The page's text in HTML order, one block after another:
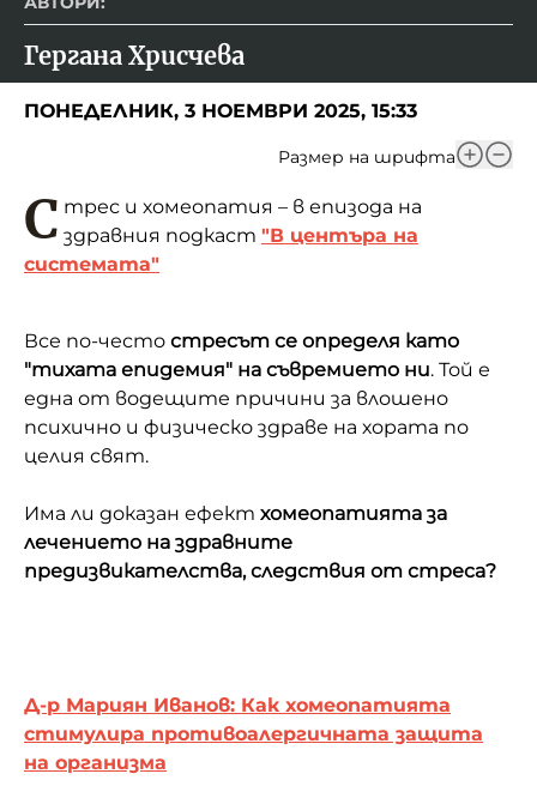
Гергана Хрисчева
ПОНЕДЕЛНИК, 3 НОЕМВРИ 2025, 15:33
Размер на шрифта
С трес и хомеопатия – в епизода на
здравния подкаст "В центъра на
системата"
Все по-често стресът се определя като
"тихата епидемия" на съвремието ни. Той е
една от водещите причини за влошено
психично и физическо здраве на хората по
целия свят.
Има ли доказан ефект хомеопатията за
лечението на здравните
предизвикателства, следствия от стреса?
Д-р Мариян Иванов: Как хомеопатията
стимулира противоалергичната защита
на организма